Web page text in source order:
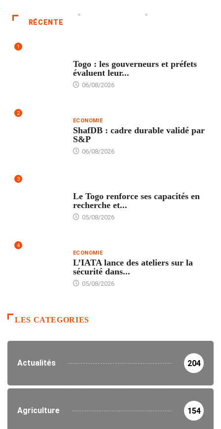
RÉCENTE
1
Togo : les gouverneurs et préfets
évaluent leur...
06/08/2026
2
ECONOMIE
ShafDB : cadre durable validé par
S&P
06/08/2026
3
Le Togo renforce ses capacités en
recherche et...
05/08/2026
4
ECONOMIE
L’IATA lance des ateliers sur la
sécurité dans...
05/08/2026
LES CATEGORIES
Actualités 204
Agriculture 154